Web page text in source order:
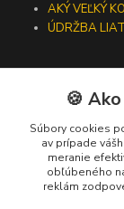
AKÝ VEĽKÝ
ÚDRŽBA
Kontakty
+421 919
(Po-Pia, 10-13 hod.)
🍪
Súbory cookies
av prípade
meranie
obľúbeného
reklám